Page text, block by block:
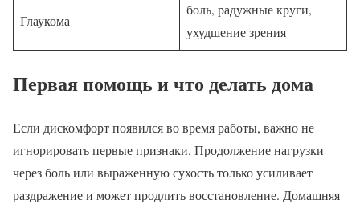
Глаукома
боль, радужные круги,
ухудшение зрения
Первая помощь и что делать дома
Если дискомфорт появился во время работы, важно не
игнорировать первые признаки. Продолжение нагрузки
через боль или выраженную сухость только усиливает
раздражение и может продлить восстановление. Домашняя